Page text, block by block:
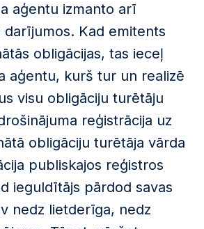
aģentu izmanto arī
darījumos. Kad emitents
obligācijas, tas ieceļ
aģentu, kurš tur un realizē
visu obligāciju turētāju
reģistrācija uz
obligāciju turētāja vārda
publiskajos reģistros
ieguldītājs pārdod savas
nedz lietderīga, nedz